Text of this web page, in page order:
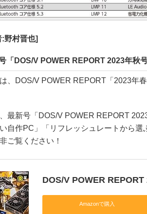
:野村晋也]
「DOS/V POWER REPORT 2023年秋
、DOS/V POWER REPORT「2023年
最新号「DOS/V POWER REPORT
自作PC」「リフレッシュレートから選
ご覧ください！
DOS/V POWER REPORT
Amazonで購入